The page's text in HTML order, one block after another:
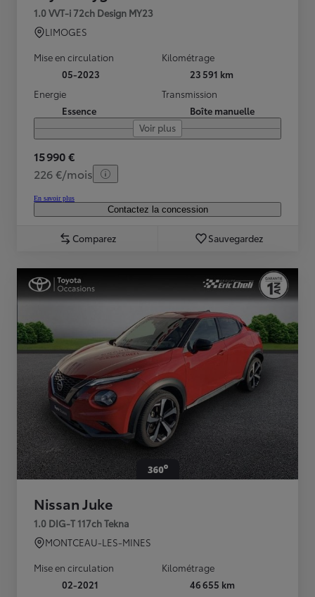
1.0 VVT-i 72ch Design MY23
LIMOGES
Mise en circulation
05-2023
Kilométrage
23 591 km
Energie
Essence
Transmission
Boîte manuelle
Voir plus
15 990 €
226 €/mois
En savoir plus
Contactez la concession
Comparez Sauvegardez
Nissan Juke
1.0 DIG-T 117ch Tekna
MONTCEAU-LES-MINES
Mise en circulation
02-2021
Kilométrage
46 655 km